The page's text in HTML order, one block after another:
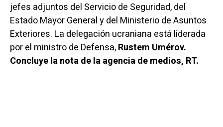
jefes adjuntos del Servicio de Seguridad, del
Estado Mayor General y del Ministerio de Asuntos
Exteriores. La delegación ucraniana está liderada
por el ministro de Defensa,Rustem Umérov.
Concluye la nota de la agencia de medios, RT.